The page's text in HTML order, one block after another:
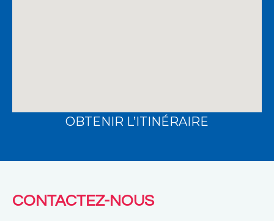
OBTENIR L’ITINÉRAIRE
CONTACTEZ-NOUS